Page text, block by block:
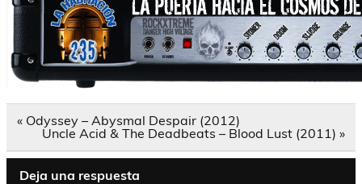
Navegación
« Odyssey – Abysmal Despair (2012)
Uncle Acid & The Deadbeats – Blood Lust (2011) »
Deja una respuesta